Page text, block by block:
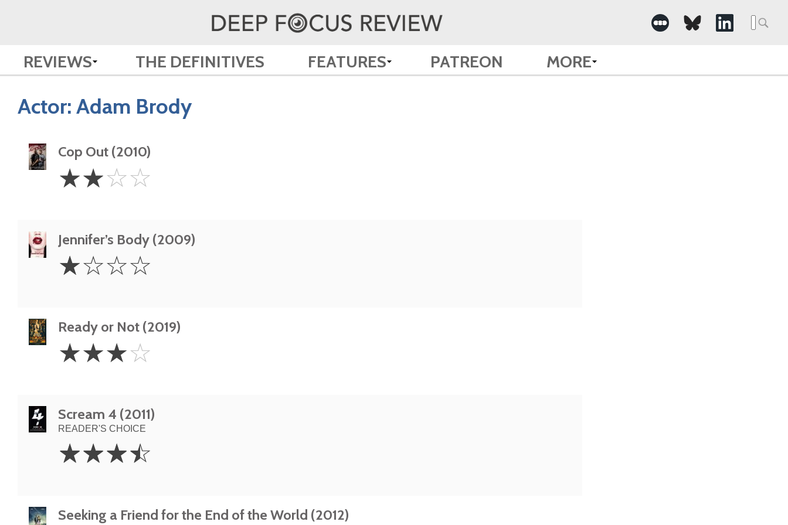
REVIEWS THE DEFINITIVES FEATURES PATREON MORE
Actor: Adam Brody
Cop Out (2010)
Stars
☆☆☆☆
Jennifer’s Body (2009)
Star
☆☆☆☆
Ready or Not (2019)
Stars
☆☆☆☆
Scream 4 (2011)
READER'S CHOICE
3.5
Stars
☆☆☆☆
Seeking a Friend for the End of the World (2012)